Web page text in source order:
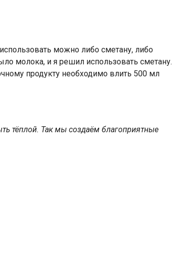
можно либо сметану, либо
молока, и я решил использовать сметану.
продукту необходимо влить 500 мл
тёплой. Так мы создаём благоприятные